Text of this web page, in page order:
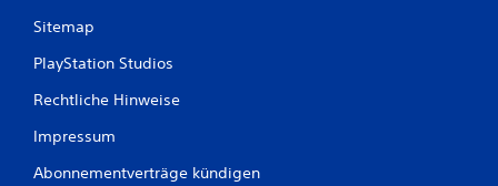
Sitemap
PlayStation Studios
Rechtliche Hinweise
Impressum
Abonnementverträge kündigen